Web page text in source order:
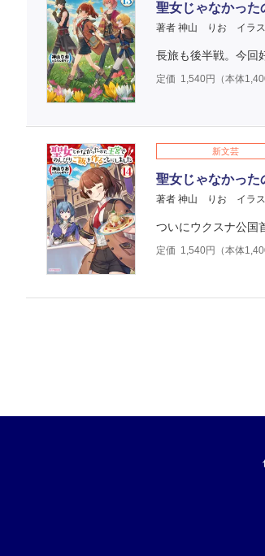
聖女じゃなかった
著者 神山 りお イラ
長旅も後半戦。今
定価 1,540円（本体
新文芸
聖女じゃなかった
著者 神山 りお イラ
ついにウクスナ公国
定価 1,540円（本体